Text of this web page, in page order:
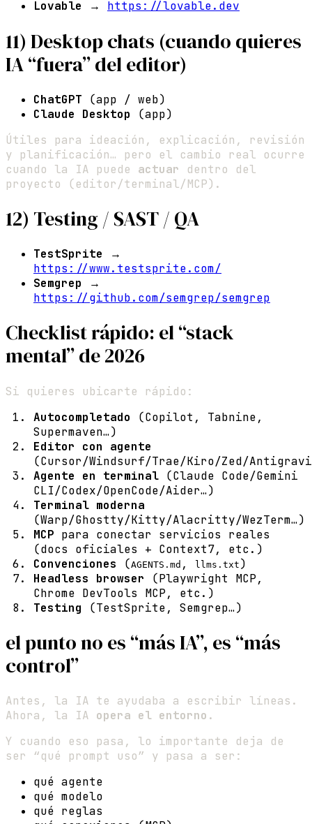
Lovable → https://lovable.dev
11) Desktop chats (cuando quieres
IA “fuera” del editor)
ChatGPT (app / web)
Claude Desktop (app)
Útiles para ideación, explicación, revisión
y planificación… pero el cambio real ocurre
cuando la IA puede actuar dentro del
proyecto (editor/terminal/MCP).
12) Testing / SAST / QA
TestSprite →
https://www.testsprite.com/
Semgrep →
https://github.com/semgrep/semgrep
Checklist rápido: el “stack
mental” de 2026
Si quieres ubicarte rápido:
Autocompletado (Copilot, Tabnine,
Supermaven…)
Editor con agente
(Cursor/Windsurf/Trae/Kiro/Zed/
Agente en terminal (Claude Code/Gemini
CLI/Codex/OpenCode/Aider…)
Terminal moderna
(Warp/Ghostty/Kitty/Alacritty/WezTerm…)
MCP para conectar servicios reales
(docs oficiales + Context7, etc.)
Convenciones (AGENTS.md , llms.txt )
Headless browser (Playwright MCP,
Chrome DevTools MCP, etc.)
Testing (TestSprite, Semgrep…)
el punto no es “más IA”, es “más
control”
Antes, la IA te ayudaba a escribir líneas.
Ahora, la IA opera el entorno .
Y cuando eso pasa, lo importante deja de
ser “qué prompt uso” y pasa a ser:
qué agente
qué modelo
qué reglas